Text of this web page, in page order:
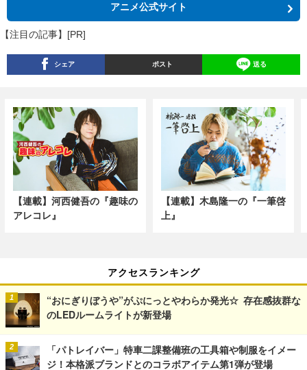
アニメ公式サイト
【注目の記事】[PR]
シェア ポスト 送る
【連載】河西健吾の『趣味の
アレコレ』
【連載】木島隆一の『一筆啓
上』
アクセスランキング
“おにぎりぼうや”がぷにっとやわらか発光☆ 存在感抜群な
のLEDルームライトが新登場
「パトレイバー」特車二課整備班の工具箱や制服をイメー
ジ！本格派ブランドとのコラボアイテム第1弾が登場